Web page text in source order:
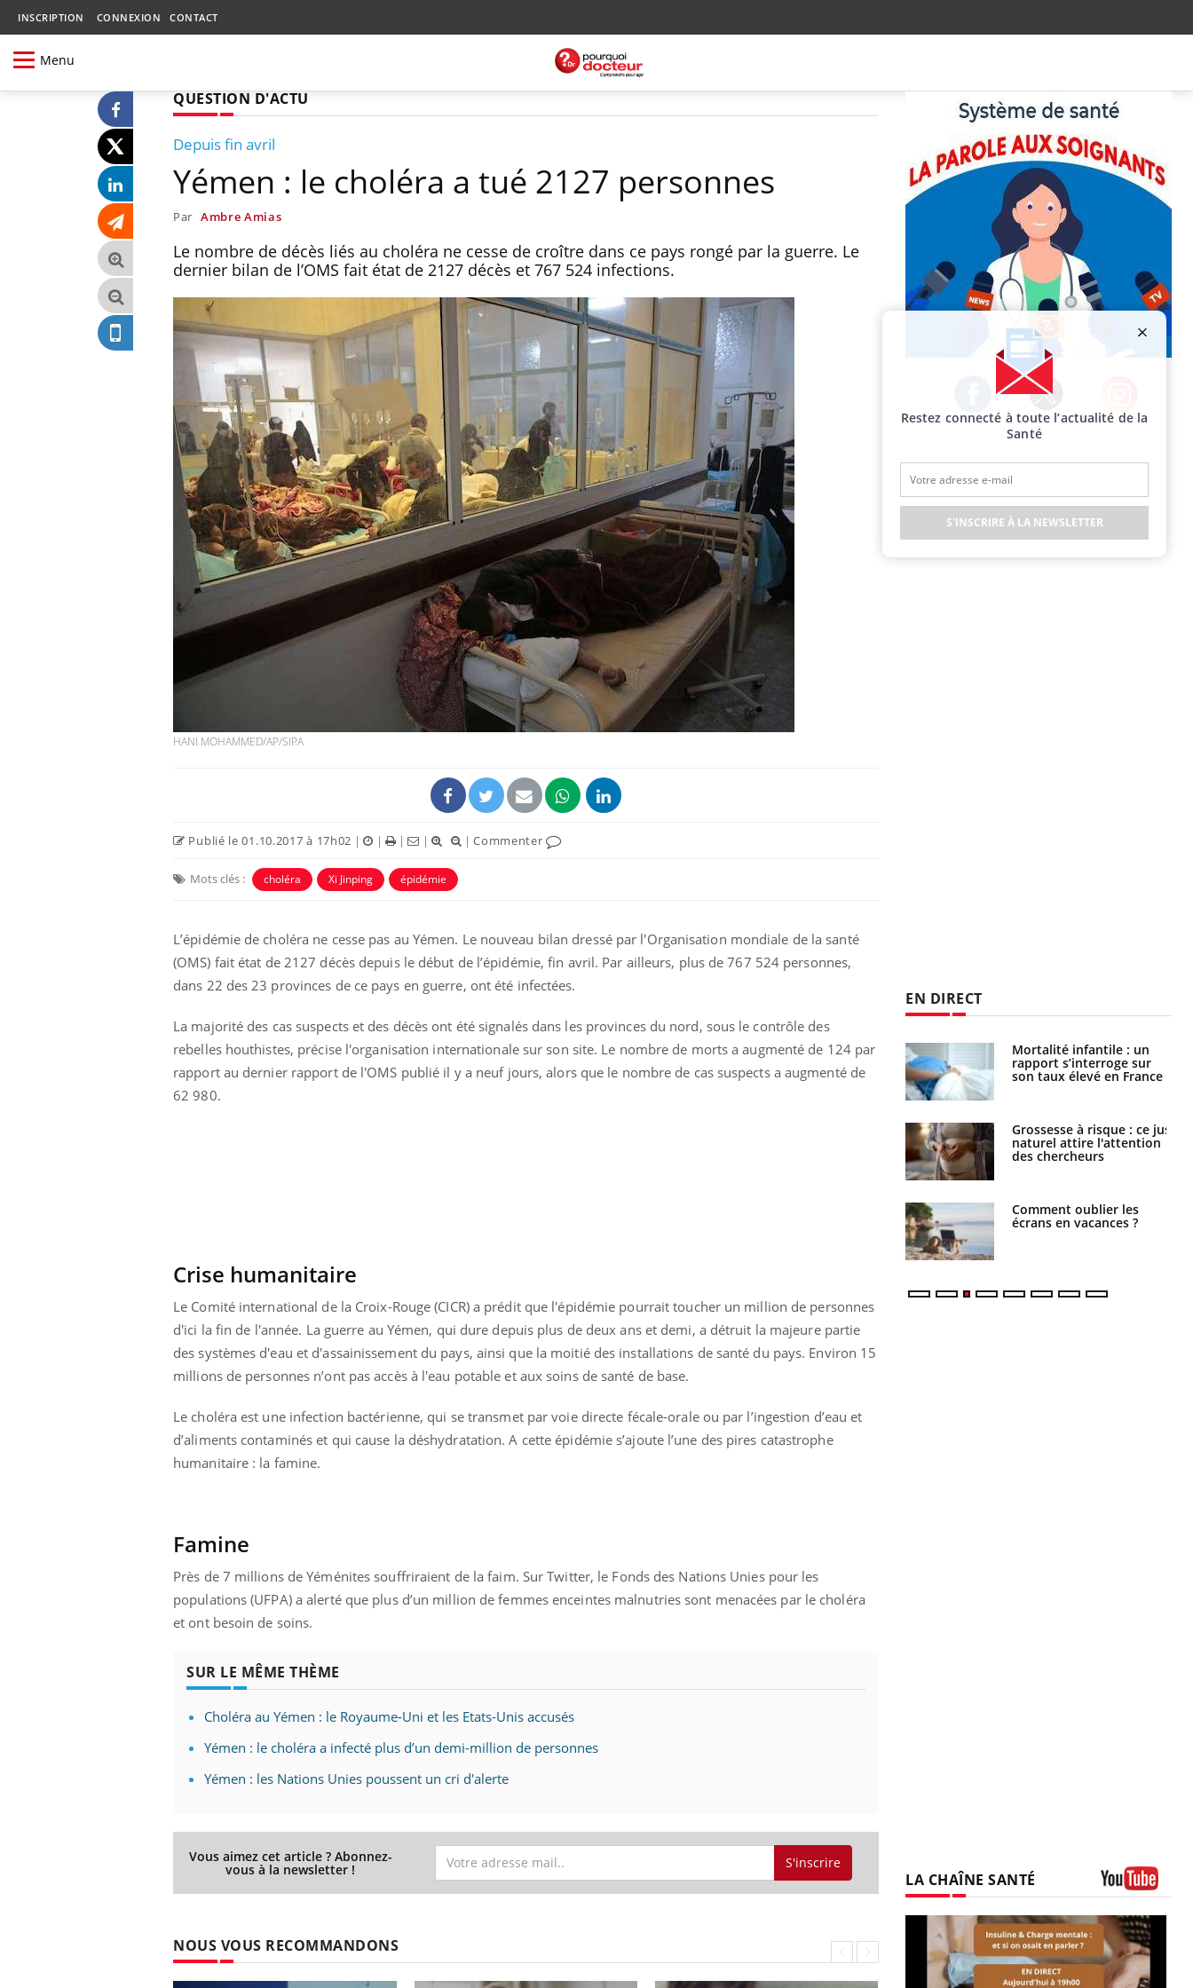
INSCRIPTION CONNEXION CONTACT
Menu
QUESTION D'ACTU
Depuis fin avril
Yémen : le choléra a tué 2127 personnes
Par Ambre Amias
Le nombre de décès liés au choléra ne cesse de croître dans ce pays rongé par la guerre. Le
dernier bilan de l’OMS fait état de 2127 décès et 767 524 infections.
HANI MOHAMMED/AP/SIPA
Publié le 01.10.2017 à 17h02 | | | | |Commenter
Mots clés : choléra Xi Jinping épidémie
L’épidémie de choléra ne cesse pas au Yémen. Le nouveau bilan dressé par l'Organisation mondiale de la santé
(OMS) fait état de 2127 décès depuis le début de l’épidémie, fin avril. Par ailleurs, plus de 767 524 personnes,
dans 22 des 23 provinces de ce pays en guerre, ont été infectées.
La majorité des cas suspects et des décès ont été signalés dans les provinces du nord, sous le contrôle des
rebelles houthistes, précise l'organisation internationale sur son site. Le nombre de morts a augmenté de 124 par
rapport au dernier rapport de l'OMS publié il y a neuf jours, alors que le nombre de cas suspects a augmenté de
62 980.
Crise humanitaire
Le Comité international de la Croix-Rouge (CICR) a prédit que l'épidémie pourrait toucher un million de personnes
d'ici la fin de l'année. La guerre au Yémen, qui dure depuis plus de deux ans et demi, a détruit la majeure partie
des systèmes d'eau et d'assainissement du pays, ainsi que la moitié des installations de santé du pays. Environ 15
millions de personnes n’ont pas accès à l'eau potable et aux soins de santé de base.
Le choléra est une infection bactérienne, qui se transmet par voie directe fécale-orale ou par l’ingestion d’eau et
d’aliments contaminés et qui cause la déshydratation. A cette épidémie s’ajoute l’une des pires catastrophe
humanitaire : la famine.
Famine
Près de 7 millions de Yéménites souffriraient de la faim. Sur Twitter, le Fonds des Nations Unies pour les
populations (UFPA) a alerté que plus d’un million de femmes enceintes malnutries sont menacées par le choléra
et ont besoin de soins.
SUR LE MÊME THÈME
Choléra au Yémen : le Royaume-Uni et les Etats-Unis accusés
Yémen : le choléra a infecté plus d’un demi-million de personnes
Yémen : les Nations Unies poussent un cri d'alerte
Vous aimez cet article ? Abonnez-
vous à la newsletter ! S'inscrire
NOUS VOUS RECOMMANDONS
Facebook Twitter Instagram
EN DIRECT
Les troubles du sommeil
modifient votre cerveau !
Syndrome métabolique :
exercices physiques ?
Mortalité infantile : un
rapport s’interroge sur
son taux élevé en France
Toujours connectés :
comment le travail
empiète de plus en plus
Cancer colorectal : une
stratégie simple aurait
changé la donne au Pays
Chikungunya, dengue,
West Nile : que se passe-
LA CHAÎNE SANTÉ
Restez connecté à toute l’actualité de la
Santé
S'INSCRIRE À LA NEWSLETTER